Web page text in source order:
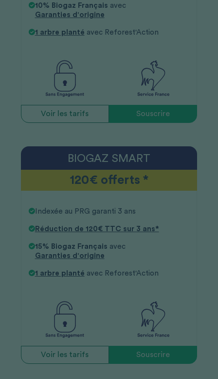
10% Biogaz Français avec
Garanties d'origine
1 arbre planté avec Reforest'Action
Voir les tarifs Souscrire
BIOGAZ SMART
120€ offerts *
Indexée au PRG garanti 3 ans
Réduction de 120€ TTC sur 3 ans*
15% Biogaz Français avec
Garanties d'origine
1 arbre planté avec Reforest'Action
Voir les tarifs Souscrire